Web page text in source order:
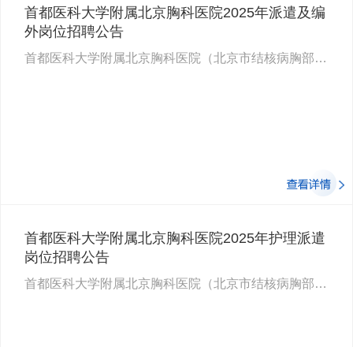
首都医科大学附属北京胸科医院2025年派遣及编
外岗位招聘公告
首都医科大学附属北京胸科医院（北京市结核病胸部肿瘤研究所）始建于1955年，经过近70年的砥砺赓续建设，医院现已发展为以胸…
首都医科大学附属北京胸科医院2025年护理派遣
岗位招聘公告
首都医科大学附属北京胸科医院（北京市结核病胸部肿瘤研究所）始建于1955年，经过近70年的砥砺赓续建设，医院现已发展为以胸…